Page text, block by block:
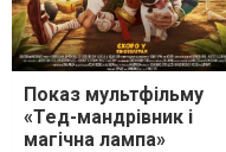
Показ мультфільму
«Тед-мандрівник і
магічна лампа»